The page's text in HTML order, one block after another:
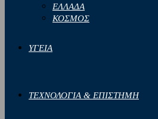
ΕΛΛΑΔΑ
ΚΟΣΜΟΣ
ΥΓΕΙΑ
ΤΕΧΝΟΛΟΓΙΑ & ΕΠΙΣΤΗΜΗ